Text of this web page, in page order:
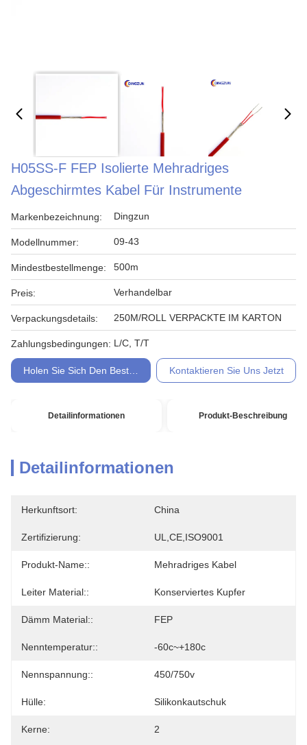
H05SS-F FEP Isolierte Mehradriges
Abgeschirmtes Kabel Für Instrumente
Markenbezeichnung: Dingzun
Modellnummer: 09-43
Mindestbestellmenge: 500m
Preis: Verhandelbar
Verpackungsdetails: 250M/ROLL VERPACKTE IM KARTON
Zahlungsbedingungen: L/C, T/T
Holen Sie Sich Den Besten Preis Kontaktieren Sie Uns Jetzt
Detailinformationen Produkt-Beschreibung
Detailinformationen
Herkunftsort: China
Zertifizierung: UL,CE,ISO9001
Produkt-Name:: Mehradriges Kabel
Leiter Material:: Konserviertes Kupfer
Dämm Material:: FEP
Nenntemperatur:: -60c~+180c
Nennspannung:: 450/750v
Hülle: Silikonkautschuk
Kerne: 2